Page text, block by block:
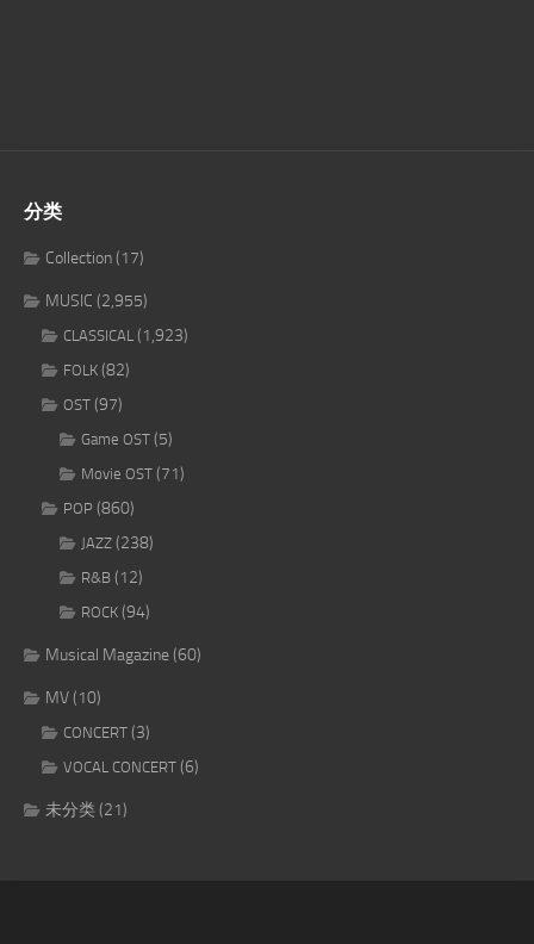
分类
Collection(17)
MUSIC (2,955)
CLASSICAL (1,923)
FOLK (82)
OST (97)
Game OST (5)
Movie OST (71)
POP (860)
JAZZ (238)
R&B (12)
ROCK (94)
Musical Magazine(60)
MV(10)
CONCERT (3)
VOCAL CONCERT (6)
未分类(21)